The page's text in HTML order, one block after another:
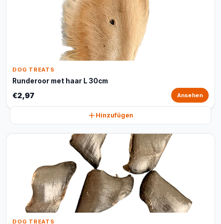
DOG TREATS
Runderoor met haar L 30cm
€2,97 Ansehen
Hinzufügen
DOG TREATS